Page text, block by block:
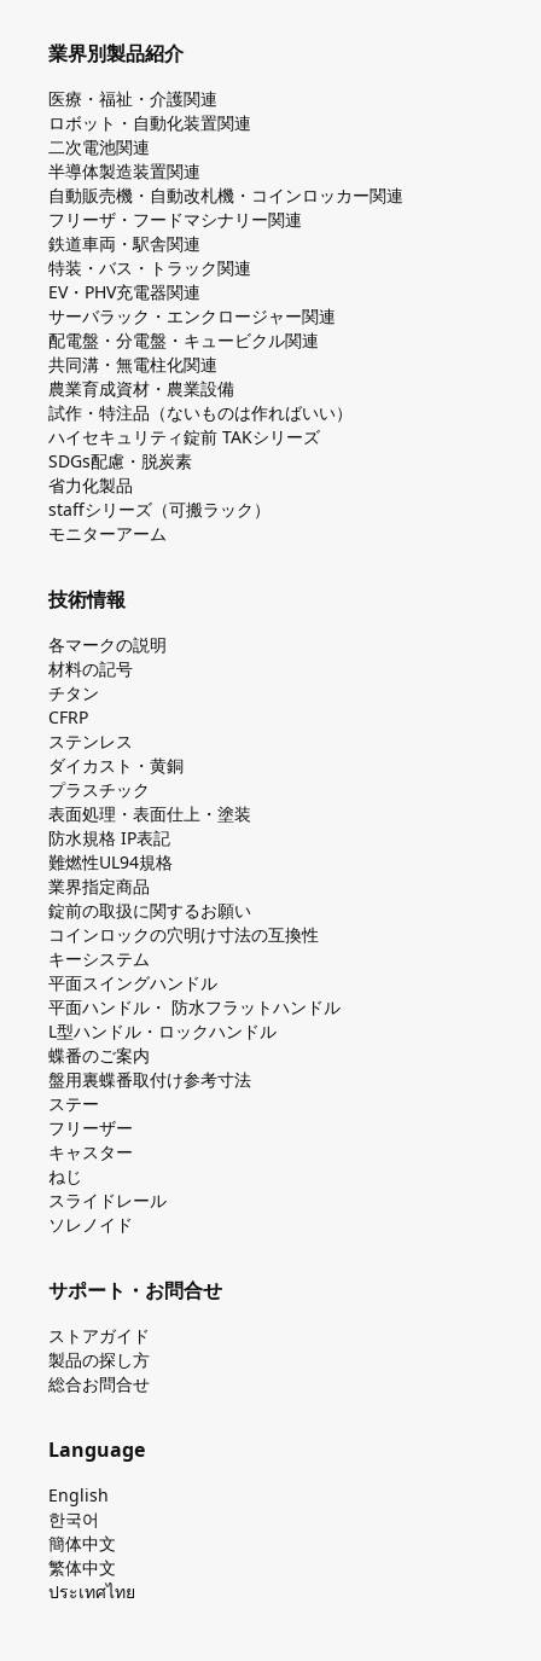
業界別製品紹介
医療・福祉・介護関連
ロボット・自動化装置関連
二次電池関連
半導体製造装置関連
自動販売機・自動改札機・コインロッカー関連
フリーザ・フードマシナリー関連
鉄道車両・駅舎関連
特装・バス・トラック関連
EV・PHV充電器関連
サーバラック・エンクロージャー関連
配電盤・分電盤・キュービクル関連
共同溝・無電柱化関連
農業育成資材・農業設備
試作・特注品（ないものは作ればいい）
ハイセキュリティ錠前 TAKシリーズ
SDGs配慮・脱炭素
省力化製品
staffシリーズ（可搬ラック）
モニターアーム
技術情報
各マークの説明
材料の記号
チタン
CFRP
ステンレス
ダイカスト・⻩銅
プラスチック
表面処理・表面仕上・塗装
防⽔規格 IP表記
難燃性UL94規格
業界指定商品
錠前の取扱に関するお願い
コインロックの⽳明け⼨法の互換性
キーシステム
平⾯スイングハンドル
平⾯ハンドル・ 防⽔フラットハンドル
L型ハンドル・ロックハンドル
蝶番のご案内
盤⽤裏蝶番取付け参考⼨法
ステー
フリーザー
キャスター
ねじ
スライドレール
ソレノイド
サポート・お問合せ
ストアガイド
製品の探し⽅
総合お問合せ
Language
English
한국어
簡体中文
繁体中文
ประเทศไทย